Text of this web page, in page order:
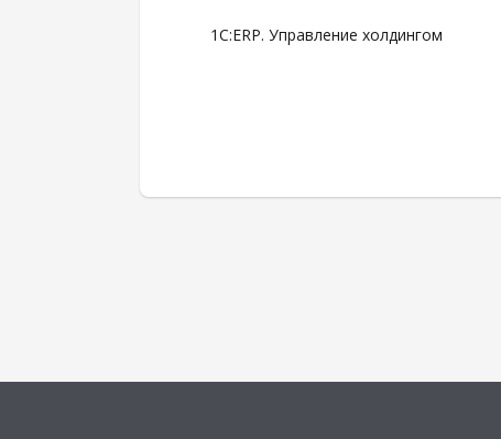
1С:ERP. Управление холдингом